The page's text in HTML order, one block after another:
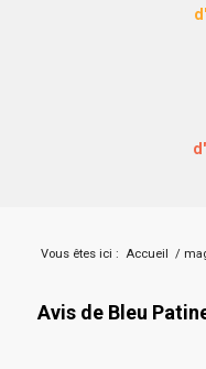
Vous êtes ici : Accueil /
Avis de Bleu